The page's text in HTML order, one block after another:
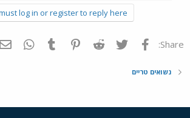
log in or register to reply here.
Share: פייסבוק Twitter
Reddit
Pinterest
Tumblr
נשואים טריים